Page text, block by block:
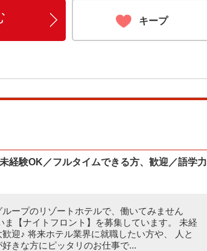
キープ
経験OK／フルタイムできる方、歓迎／語学力
ープのリゾートホテルで、働いてみません
ま【ナイトフロント】を募集しています。 未経
迎♪ 将来ホテル業界に就職したい方や、 人と
きな方にピッタリのお仕事で...